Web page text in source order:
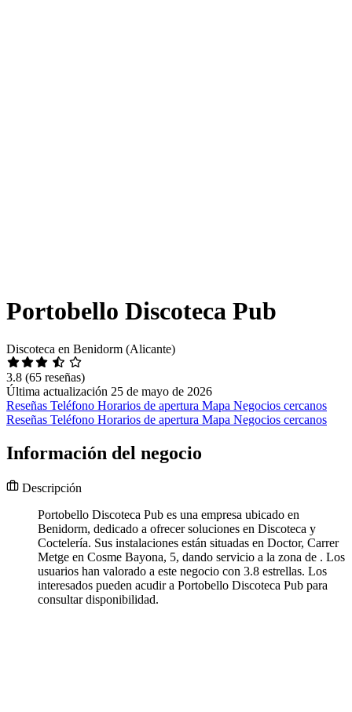
Portobello Discoteca Pub
Discoteca en Benidorm (Alicante)
3.8 (65 reseñas)
Última actualización 25 de mayo de 2026
Reseñas Teléfono Horarios de apertura Mapa Negocios cercanos
Reseñas Teléfono Horarios de apertura Mapa Negocios cercanos
Información del negocio
Descripción
Portobello Discoteca Pub es una empresa ubicado en
Benidorm, dedicado a ofrecer soluciones en Discoteca y
Coctelería. Sus instalaciones están situadas en Doctor, Carrer
Metge en Cosme Bayona, 5, dando servicio a la zona de . Los
usuarios han valorado a este negocio con 3.8 estrellas. Los
interesados pueden acudir a Portobello Discoteca Pub para
consultar disponibilidad.